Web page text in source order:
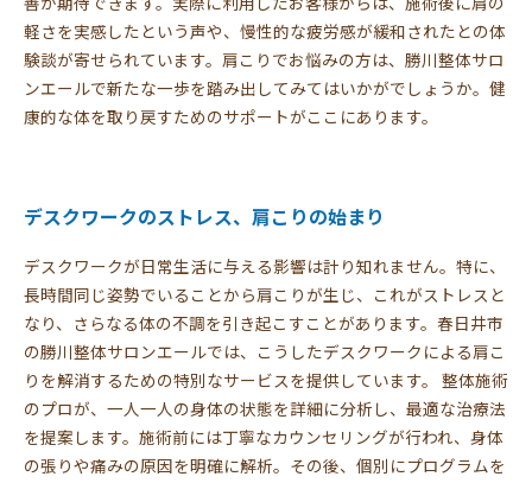
軽さを実感したという声や、慢性的な疲労感が緩和されたとの体
験談が寄せられています。肩こりでお悩みの方は、勝川整体サロ
ンエールで新たな一歩を踏み出してみてはいかがでしょうか。健
康的な体を取り戻すためのサポートがここにあります。
デスクワークのストレス、肩こりの始まり
デスクワークが日常生活に与える影響は計り知れません。特に、
長時間同じ姿勢でいることから肩こりが生じ、これがストレスと
なり、さらなる体の不調を引き起こすことがあります。春日井市
の勝川整体サロンエールでは、こうしたデスクワークによる肩こ
りを解消するための特別なサービスを提供しています。 整体施術
のプロが、一人一人の身体の状態を詳細に分析し、最適な治療法
を提案します。施術前には丁寧なカウンセリングが行われ、身体
の張りや痛みの原因を明確に解析。その後、個別にプログラムを